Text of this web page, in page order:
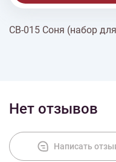
Доставка
СВ-015 Соня (набор
Нет отзывов
Написать